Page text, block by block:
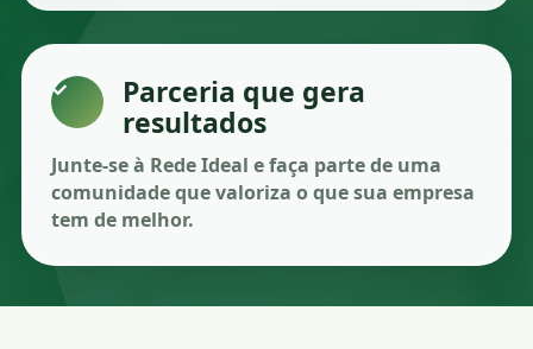
✓
Parceria que gera
resultados
Junte-se à Rede Ideal e faça parte de uma
comunidade que valoriza o que sua empresa
tem de melhor.